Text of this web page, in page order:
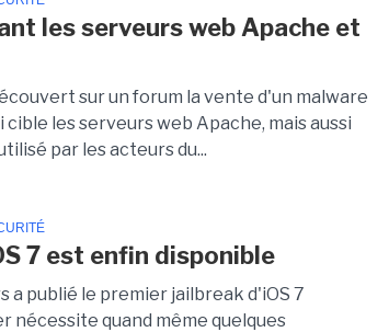
les serveurs web Apache et
sur un forum la vente d'un malware
les serveurs web Apache, mais aussi
par les acteurs du...
7 est enfin disponible
a publié le premier jailbreak d'iOS 7
nécessite quand même quelques